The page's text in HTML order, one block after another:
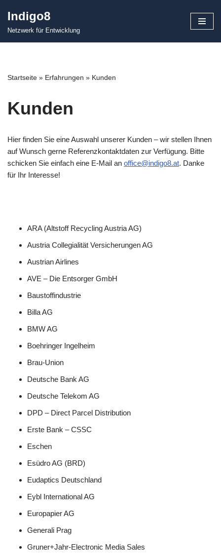
Zum
Indigo8
Netzwerk für Entwicklung
Startseite » Erfahrungen » Kunden
Kunden
Hier finden Sie eine Auswahl unserer Kunden – wir stellen Ihnen
auf Wunsch gerne Referenzkontaktdaten zur Verfügung. Bitte
schicken Sie einfach eine E-Mail an office@indigo8.at. Danke
für Ihr Interesse!
ARA (Altstoff Recycling Austria AG)
Austria Collegialität Versicherungen AG
Austrian Airlines
AVE – Die Entsorger GmbH
Baustoffindustrie
Billa AG
BMW AG
Boehringer Ingelheim
Brau-Union
Deutsche Bank AG
Deutsche Telekom AG
DPD – Direct Parcel Distribution
Erste Bank – CSSC
Eschen
Esüdro AG (BRD)
Eudaptics Deutschland
Eybl International AG
Europapier AG
Generali Prag
Gruner+Jahr-Electronic Media Sales